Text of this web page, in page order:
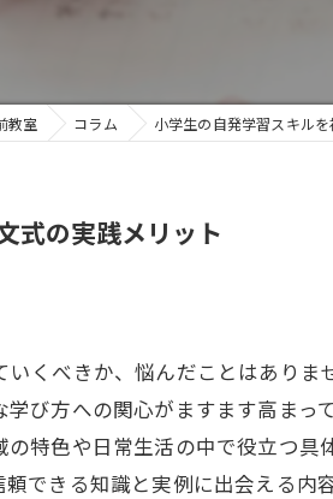
教室 コラム 小学生の自発学習スキル
式の実践メリット
くべきか、悩んだことはあり
び方への関心がますます高まっ
特色や日常生活の中で役立つ具
できる知識と実例に出会える内